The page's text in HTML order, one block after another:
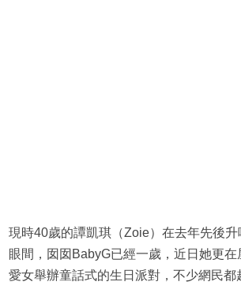
現時40歲的譚凱琪（Zoie）在去年先後
眼間，囡囡BabyG已經一歲，近日她更
愛女舉辦童話式的生日派對，不少網民都